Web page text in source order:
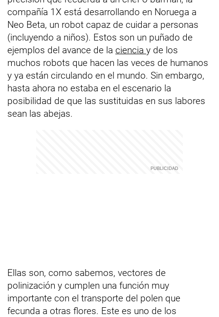
compañía 1X está desarrollando en Noruega a
Neo Beta, un robot capaz de cuidar a personas
(incluyendo a niños). Estos son un puñado de
ejemplos del avance de la ciencia y de los
muchos robots que hacen las veces de humanos
y ya están circulando en el mundo. Sin embargo,
hasta ahora no estaba en el escenario la
posibilidad de que las sustituidas en sus labores
sean las abejas.
Ellas son, como sabemos, vectores de
polinización y cumplen una función muy
importante con el transporte del polen que
fecunda a otras flores. Este es uno de los